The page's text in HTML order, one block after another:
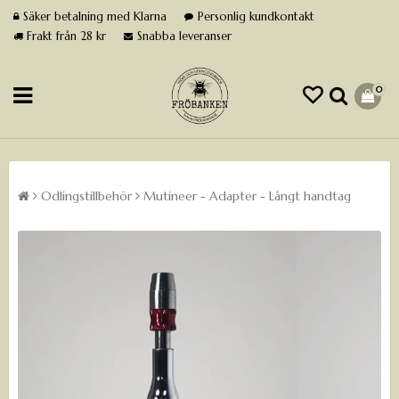
Säker betalning med Klarna
Personlig kundkontakt
Frakt från 28 kr
Snabba leveranser
0
Odlingstillbehör Mutineer - Adapter - Långt handtag